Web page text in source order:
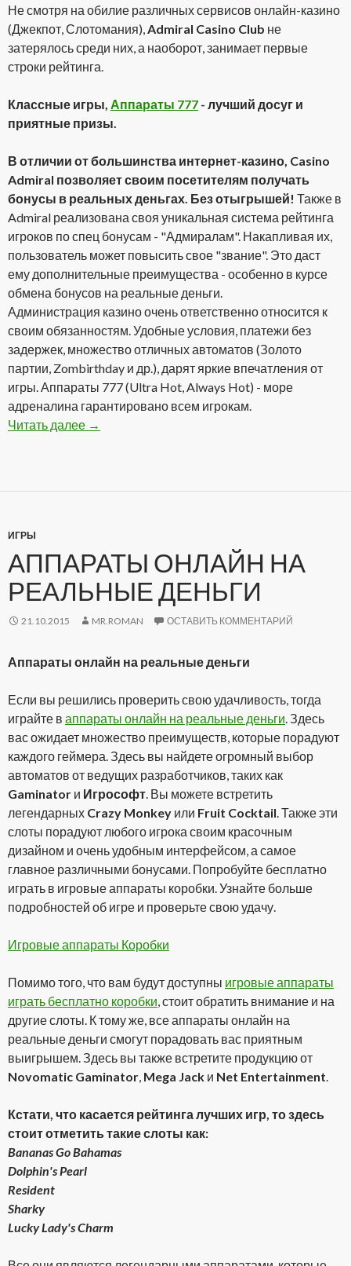
Не смотря на обилие различных сервисов онлайн-казино
(Джекпот, Слотомания),Admiral Casino Club не
затерялось среди них, а наоборот, занимает первые
строки рейтинга.
Классные игры, Аппараты 777 - лучший досуг и
приятные призы.
В отличии от большинства интернет-казино, Casino
Admiral позволяет своим посетителям получать
бонусы в реальных деньгах. Без отыгрышей! Также в
Admiral реализована своя уникальная система рейтинга
игроков по спец бонусам - "Адмиралам". Накапливая их,
пользователь может повысить свое "звание". Это даст
ему дополнительные преимущества - особенно в курсе
обмена бонусов на реальные деньги.
Администрация казино очень ответственно относится к
своим обязанностям. Удобные условия, платежи без
задержек, множество отличных автоматов (Золото
партии, Zombirthday и др.), дарят яркие впечатления от
игры. Аппараты 777 (Ultra Hot, Always Hot) - море
адреналина гарантировано всем игрокам.
Читать далее Admiral Casino Club — один из лидеров
→
ИГРЫ
АППАРАТЫ ОНЛАЙН НА
РЕАЛЬНЫЕ ДЕНЬГИ
21.10.2015 MR.ROMAN ОСТАВИТЬ КОММЕНТАРИЙ
Аппараты онлайн на реальные деньги
Если вы решились проверить свою удачливость, тогда
играйте в аппараты онлайн на реальные деньги. Здесь
вас ожидает множество преимуществ, которые порадуют
каждого геймера. Здесь вы найдете огромный выбор
автоматов от ведущих разработчиков, таких как
Gaminator и Игрософт. Вы можете встретить
легендарных Crazy Monkey или Fruit Cocktail. Также эти
слоты порадуют любого игрока своим красочным
дизайном и очень удобным интерфейсом, а самое
главное различными бонусами. Попробуйте бесплатно
играть в игровые аппараты коробки. Узнайте больше
подробностей об игре и проверьте свою удачу.
Игровые аппараты Коробки
Помимо того, что вам будут доступны игровые аппараты
играть бесплатно коробки, стоит обратить внимание и на
другие слоты. К тому же, все аппараты онлайн на
реальные деньги смогут порадовать вас приятным
выигрышем. Здесь вы также встретите продукцию от
Novomatic Gaminator, Mega Jack и Net Entertainment.
Кстати, что касается рейтинга лучших игр, то здесь
стоит отметить такие слоты как:
Bananas Go Bahamas
Dolphin's Pearl
Resident
Sharky
Lucky Lady's Charm